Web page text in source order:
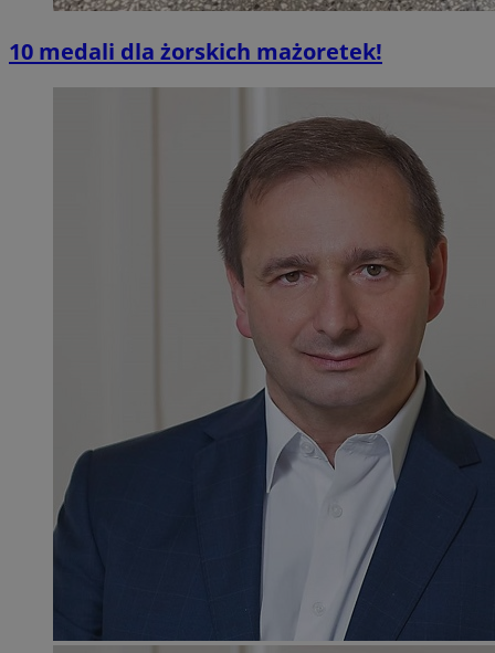
10 medali dla żorskich mażoretek!